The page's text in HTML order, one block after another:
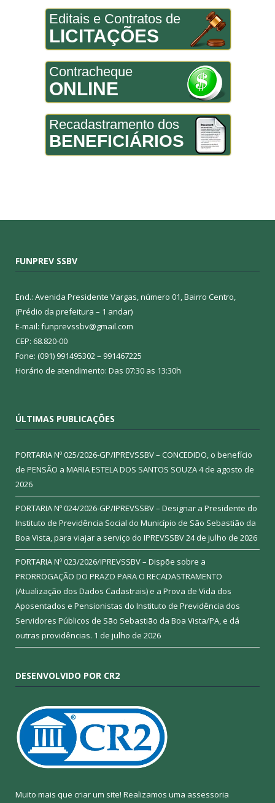
Editais e Contratos de
LICITAÇÕES
Contracheque
ONLINE
Recadastramento dos
BENEFICIÁRIOS
FUNPREV SSBV
End.: Avenida Presidente Vargas, número 01, Bairro Centro,
(Prédio da prefeitura – 1 andar)
E-mail: funprevssbv@gmail.com
CEP: 68.820-00
Fone: (091) 991495302 – 991467225
Horário de atendimento: Das 07:30 as 13:30h
ÚLTIMAS PUBLICAÇÕES
PORTARIA Nº 025/2026-GP/IPREVSSBV – CONCEDIDO, o benefício
de PENSÃO a MARIA ESTELA DOS SANTOS SOUZA4 de agosto de
2026
PORTARIA Nº 024/2026-GP/IPREVSSBV – Designar a Presidente do
Instituto de Previdência Social do Município de São Sebastião da
Boa Vista, para viajar a serviço do IPREVSSBV24 de julho de 2026
PORTARIA Nº 023/2026/IPREVSSBV – Dispõe sobre a
PRORROGAÇÃO DO PRAZO PARA O RECADASTRAMENTO
(Atualização dos Dados Cadastrais) e a Prova de Vida dos
Aposentados e Pensionistas do Instituto de Previdência dos
Servidores Públicos de São Sebastião da Boa Vista/PA, e dá
outras providências. 1 de julho de 2026
DESENVOLVIDO POR CR2
Muito mais que criar um site! Realizamos uma assessoria